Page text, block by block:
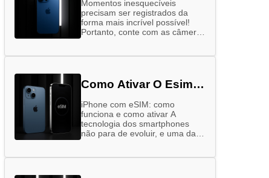
Diferença
Momentos inesquecíveis
precisam ser registrados da
forma mais incrível possível!
Portanto, conte com as câmeras
Como Ativar O Esim
iPhone com eSIM: como
funciona e como ativar A
tecnologia dos smartphones
não para de evoluir, e uma das